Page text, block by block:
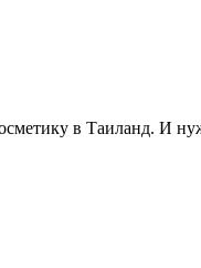
в Таиланд. И